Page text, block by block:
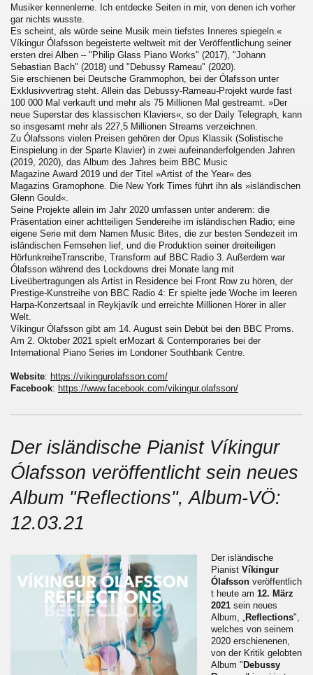
Musiker kennenlerne. Ich entdecke Seiten in mir, von denen ich vorher
gar nichts wusste.
Es scheint, als würde seine Musik mein tiefstes Inneres spiegeln.«
Víkingur Ólafsson begeisterte weltweit mit der Veröffentlichung seiner
ersten drei Alben – "Philip Glass Piano Works" (2017), "Johann
Sebastian Bach" (2018) und "Debussy Rameau" (2020).
Sie erschienen bei Deutsche Grammophon, bei der Ólafsson unter
Exklusivvertrag steht. Allein das Debussy-Rameau-Projekt wurde fast
100 000 Mal verkauft und mehr als 75 Millionen Mal gestreamt. »Der
neue Superstar des klassischen Klaviers«, so der Daily Telegraph, kann
so insgesamt mehr als 227,5 Millionen Streams verzeichnen.
Zu Ólafssons vielen Preisen gehören der Opus Klassik (Solistische
Einspielung in der Sparte Klavier) in zwei aufeinanderfolgenden Jahren
(2019, 2020), das Album des Jahres beim BBC Music
Magazine Award 2019 und der Titel »Artist of the Year« des
Magazins Gramophone. Die New York Times führt ihn als »isländischen
Glenn Gould«.
Seine Projekte allein im Jahr 2020 umfassen unter anderem: die
Präsentation einer achtteiligen Sendereihe im isländischen Radio; eine
eigene Serie mit dem Namen Music Bites, die zur besten Sendezeit im
isländischen Fernsehen lief, und die Produktion seiner dreiteiligen
HörfunkreiheTranscribe, Transform auf BBC Radio 3. Außerdem war
Ólafsson während des Lockdowns drei Monate lang mit
Liveübertragungen als Artist in Residence bei Front Row zu hören, der
Prestige-Kunstreihe von BBC Radio 4: Er spielte jede Woche im leeren
Harpa-Konzertsaal in Reykjavík und erreichte Millionen Hörer in aller
Welt.
Víkingur Ólafsson gibt am 14. August sein Debüt bei den BBC Proms.
Am 2. Oktober 2021 spielt erMozart & Contemporaries bei der
International Piano Series im Londoner Southbank Centre.
Website: https://vikingurolafsson.com/
Facebook: https://www.facebook.com/vikingur.olafsson/
Der isländische Pianist Víkingur
Ólafsson veröffentlicht sein neues
Album "Reflections", Album-VÖ:
12.03.21
Der isländische
Pianist Víkingur
Ólafsson veröffentlich
t heute am 12. März
2021 sein neues
Album, „ Reflections",
welches von seinem
2020 erschienenen,
von der Kritik gelobten
Album "Debussy